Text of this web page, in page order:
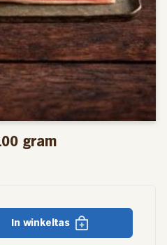
gram
In winkeltas